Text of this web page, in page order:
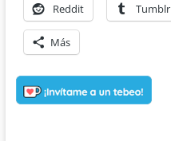
Reddit Tumblr
Más